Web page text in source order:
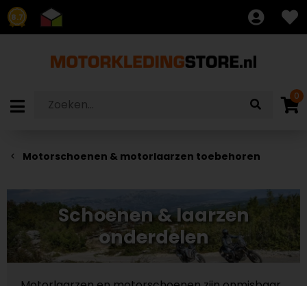
8.7
0
Motorschoenen & motorlaarzen toebehoren
Schoenen & laarzen
onderdelen